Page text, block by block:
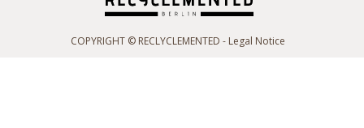
COPYRIGHT © RECLYCLEMENTED - Legal Notice